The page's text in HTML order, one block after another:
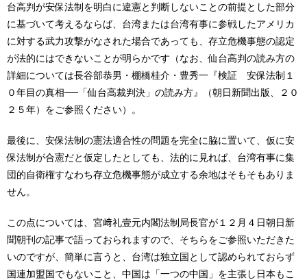
台高判が安保法制を明白に違憲と判断しないことの前提とした部分
に基づいて考えるならば、台湾または台湾有事に参戦したアメリカ
に対する武力攻撃がなされた場合であっても、存立危機事態の認定
が法的にはできないことが明らかです（なお、仙台高判の読み方の
詳細については長谷部恭男・棚橋桂介・豊秀一『検証 安保法制１
０年目の真相──「仙台高裁判決」の読み方』（朝日新聞出版、２０
２５年）をご参照ください）。
最後に、安保法制の憲法適合性の問題を完全に脇に置いて、仮に安
保法制が合憲だと仮定したとしても、法的に見れば、台湾有事に集
団的自衛権すなわち存立危機事態が成立する余地はそもそもありま
せん。
この点については、宮﨑礼壹元内閣法制局長官が１２月４日朝日新
聞朝刊の記事で語っておられますので、そちらをご参照いただきた
いのですが、簡単に言うと、台湾は独立国として認められておらず
国連加盟国でもないこと、中国は「一つの中国」を主張し日本もこ